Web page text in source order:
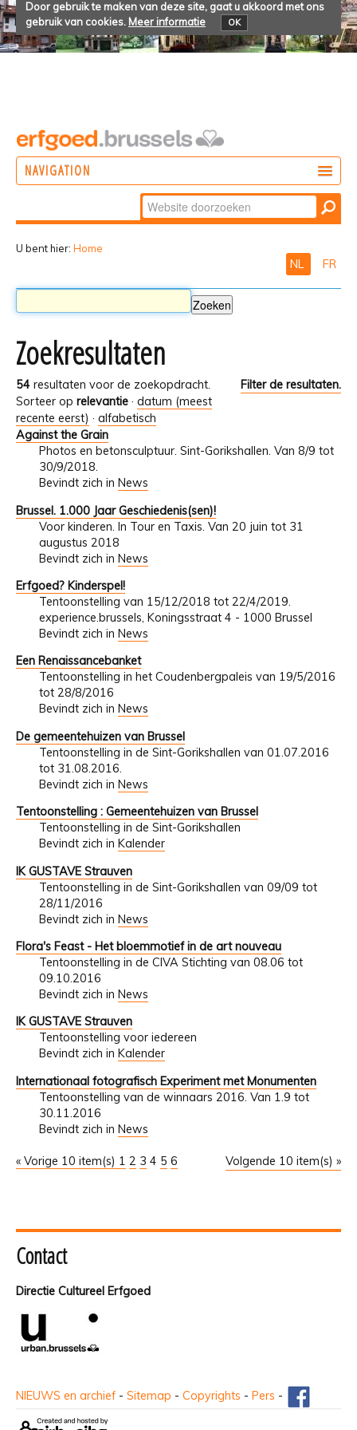
Door gebruik te maken van deze site, gaat u akkoord met ons
gebruik van cookies. Meer informatie OK
NAVIGATION
Zoek
Geavanceerd
U bent hier: Home
NL FR
Zoekresultaten
54 resultaten voor de zoekopdracht.
Filter de resultaten.
Sorteer op relevantie · datum (meest
recente eerst) · alfabetisch
Against the Grain
Photos en betonsculptuur. Sint-Gorikshallen. Van 8/9 tot
30/9/2018.
Bevindt zich in News
Brussel. 1.000 Jaar Geschiedenis(sen)!
Voor kinderen. In Tour en Taxis. Van 20 juin tot 31
augustus 2018
Bevindt zich in News
Erfgoed? Kinderspel!
Tentoonstelling van 15/12/2018 tot 22/4/2019.
experience.brussels, Koningsstraat 4 - 1000 Brussel
Bevindt zich in News
Een Renaissancebanket
Tentoonstelling in het Coudenbergpaleis van 19/5/2016
tot 28/8/2016
Bevindt zich in News
De gemeentehuizen van Brussel
Tentoonstelling in de Sint-Gorikshallen van 01.07.2016
tot 31.08.2016.
Bevindt zich in News
Tentoonstelling : Gemeentehuizen van Brussel
Tentoonstelling in de Sint-Gorikshallen
Bevindt zich in Kalender
IK GUSTAVE Strauven
Tentoonstelling in de Sint-Gorikshallen van 09/09 tot
28/11/2016
Bevindt zich in News
Flora's Feast - Het bloemmotief in de art nouveau
Tentoonstelling in de CIVA Stichting van 08.06 tot
09.10.2016
Bevindt zich in News
IK GUSTAVE Strauven
Tentoonstelling voor iedereen
Bevindt zich in Kalender
Internationaal fotografisch Experiment met Monumenten
Tentoonstelling van de winnaars 2016. Van 1.9 tot
30.11.2016
Bevindt zich in News
« Vorige 10 item(s) Volgende 10 item(s) »
1 2 3 4 5 6
Contact
Directie Cultureel Erfgoed
NIEUWS en archief - Sitemap - Copyrights - Pers -